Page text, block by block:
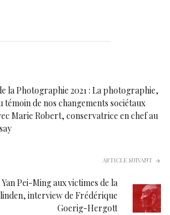
la Photographie 2021 : La photographie,
témoin de nos changements sociétaux
Marie Robert, conservatrice en chef au
ARTICLE SUIVANT
Yan Pei-Ming aux victimes de la
interview de Frédérique
Goerig-Hergott